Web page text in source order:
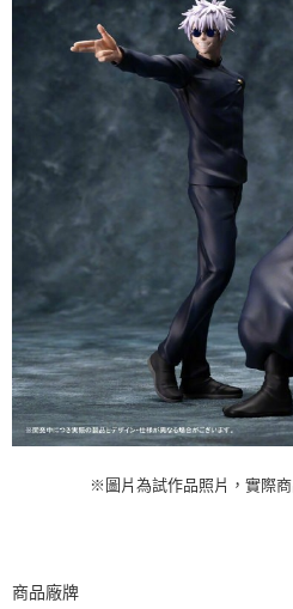
※圖片為試作品照片，實際
商品廠牌